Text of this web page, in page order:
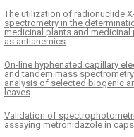
The utilization of radionuclide
spectrometry in the
medicinal plants and medicinal
as antianemics
On-line hyphenated capillary
and tandem mass
analysis of selected biogenic
leaves
Validation of
assaying metronidazole in